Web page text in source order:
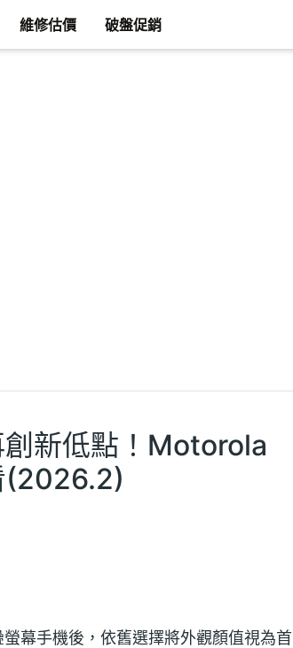
維修估價 破盤促銷
新低點！Motorola
(2026.2)
幕手機後，依舊選擇將外觀顏值視為首